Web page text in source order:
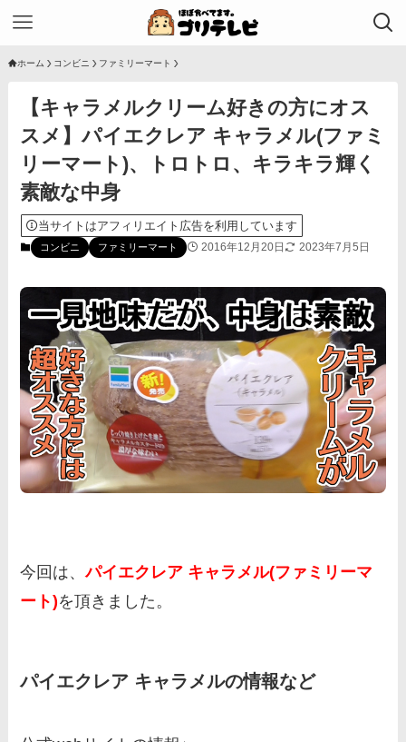
ホーム コンビニ ファミリーマート
【キャラメルクリーム好きの方にオス
スメ】パイエクレア キャラメル(ファミ
リーマート)、トロトロ、キラキラ輝く
素敵な中身
当サイトはアフィリエイト広告を利用しています
コンビニ ファミリーマート 2016年12月20日 2023年7月5日
今回は、パイエクレア キャラメル(ファミリーマ
ート)を頂きました。
パイエクレア キャラメルの情報など